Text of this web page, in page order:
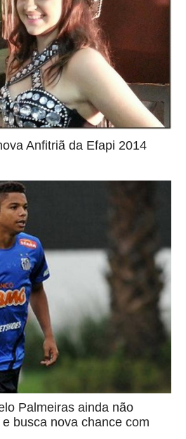
Anfitriã da Efapi 2014
Palmeiras ainda não
busca nova chance com